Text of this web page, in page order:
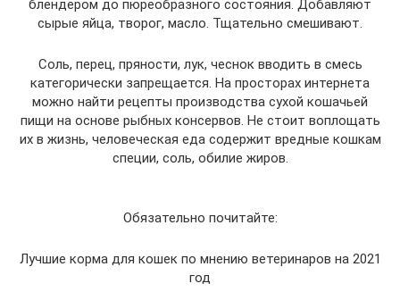
блендером до пюреобразного состояния. Добавляют
сырые яйца, творог, масло. Тщательно смешивают.
Соль, перец, пряности, лук, чеснок вводить в смесь
категорически запрещается. На просторах интернета
можно найти рецепты производства сухой кошачьей
пищи на основе рыбных консервов. Не стоит воплощать
их в жизнь, человеческая еда содержит вредные кошкам
специи, соль, обилие жиров.
Обязательно почитайте:
Лучшие корма для кошек по мнению ветеринаров на 2021
год